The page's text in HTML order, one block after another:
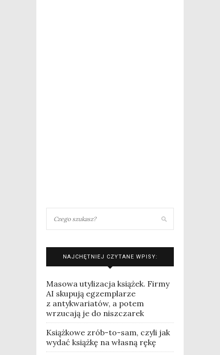
NAJCHĘTNIEJ CZYTANE WPISY:
Masowa utylizacja książek. Firmy
AI skupują egzemplarze
z antykwariatów, a potem
wrzucają je do niszczarek
Książkowe zrób-to-sam, czyli jak
wydać książkę na własną rękę